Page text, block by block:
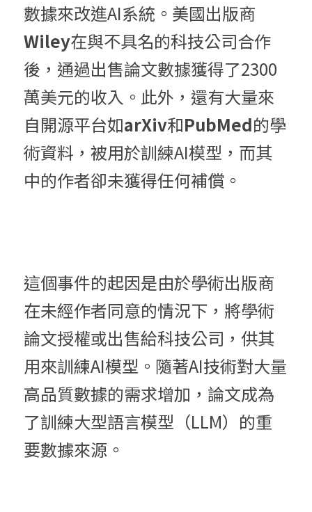
數據來改進AI系統。美國出版商
Wiley在與不具名的科技公司合作
後，通過出售論文數據獲得了2300
萬美元的收入。此外，還有大量來
自開源平台如arXiv和PubMed的學
術資料，被用於訓練AI模型，而其
中的作者卻未獲得任何補償。
這個事件的起因是由於學術出版商
在未經作者同意的情況下，將學術
論文授權或出售給科技公司，供其
用來訓練AI模型。隨著AI技術對大量
高品質數據的需求增加，論文成為
了訓練大型語言模型（LLM）的重
要數據來源。